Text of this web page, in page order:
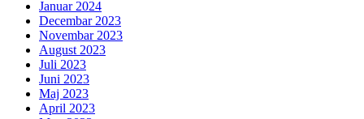
Januar 2024
Decembar 2023
Novembar 2023
August 2023
Juli 2023
Juni 2023
Maj 2023
April 2023